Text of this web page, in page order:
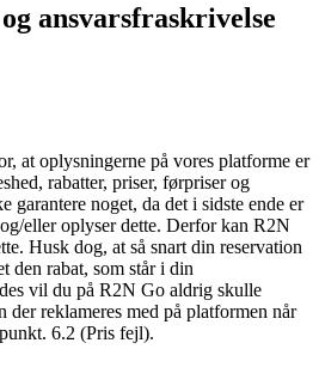
ansvarsfraskrivelse
at oplysningerne på vores platforme er
rabatter, priser, førpriser og
garantere noget, da det i sidste ende er
eller oplyser dette. Derfor kan R2N
Husk dog, at så snart din reservation
den rabat, som står i din
vil du på R2N Go aldrig skulle
der reklameres med på platformen når
6.2 (Pris fejl).